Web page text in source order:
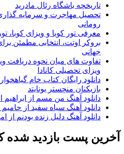
تاریخچه باشگاه رئال مادرید
تحصیل مهاجرت و سرمایه
رومانی
معرفی تور کوبا و ویزای کوبا،
بروکر اوتت، انتخابی مطمئن
جهانی
تفاوت های میان نحوه دریافت
ویزای تحصیلی کانادا
دانلود رایگان کتاب خام
بازیکنان منچستر یونایتد
دانلود آهنگ من مسم از ابراهیم
دانلود آهنگ سیاه سفید از حامیم
دانلود آهنگ دلیل زنده بودنم از
آخرین پست بازدید شده